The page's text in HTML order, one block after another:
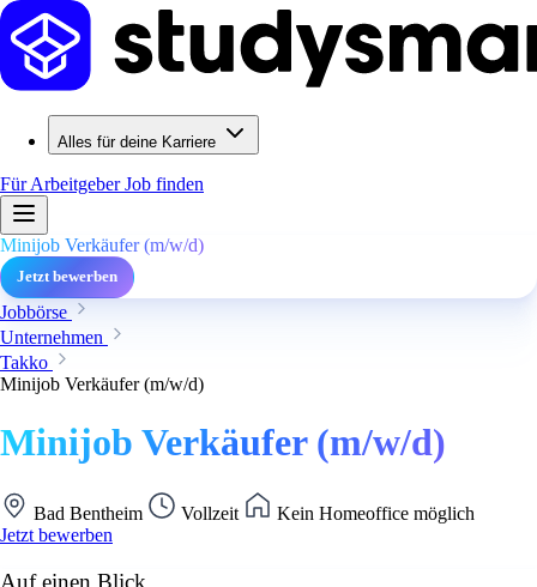
Alles für deine Karriere
Für ArbeitgeberJob finden
Minijob Verkäufer (m/w/d)
Jetzt bewerben
Jobbörse
Unternehmen
Takko
Minijob Verkäufer (m/w/d)
Minijob Verkäufer (m/w/d)
Bad Bentheim Vollzeit
Kein Homeoffice möglich
Jetzt bewerben
Auf einen Blick